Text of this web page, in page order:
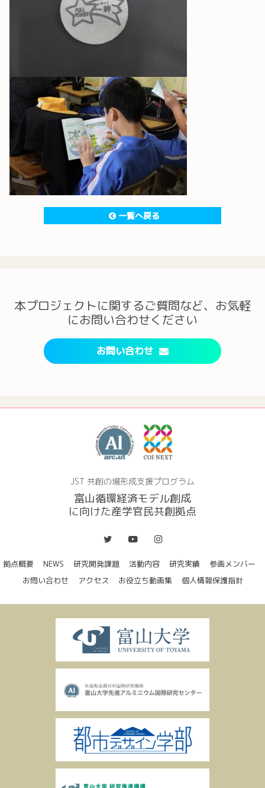
一覧へ戻る
本プロジェクトに関するご質問など、お気軽
にお問い合わせください
お問い合わせ
JST 共創の場形成支援プログラム
富山循環経済モデル創成
に向けた産学官民共創拠点
拠点概要 NEWS 研究開発課題 活動内容 研究実績
参画メンバー
お問い合わせ
アクセス お役立ち動画集 個人情報保護指針